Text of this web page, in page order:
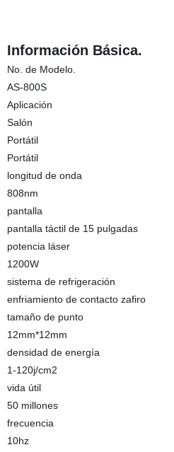
Información Básica.
No. de Modelo.
AS-800S
Aplicación
Salón
Portátil
Portátil
longitud de onda
808nm
pantalla
pantalla táctil de 15 pulgadas
potencia láser
1200W
sistema de refrigeración
enfriamiento de contacto zafiro
tamaño de punto
12mm*12mm
densidad de energía
1-120j/cm2
vida útil
50 millones
frecuencia
10hz